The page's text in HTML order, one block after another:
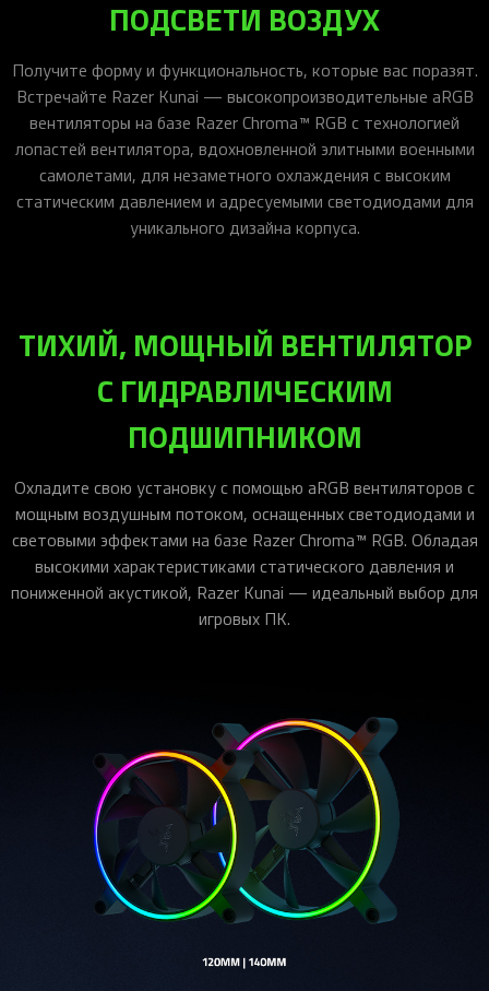
ПОДСВЕТИ ВОЗДУХ
Получите форму и функциональность, которые вас поразят.
Встречайте Razer Kunai — высокопроизводительные aRGB
вентиляторы на базе Razer Chroma™ RGB с технологией
лопастей вентилятора, вдохновленной элитными военными
самолетами, для незаметного охлаждения с высоким
статическим давлением и адресуемыми светодиодами для
уникального дизайна корпуса.
ТИХИЙ, МОЩНЫЙ ВЕНТИЛЯТОР
С ГИДРАВЛИЧЕСКИМ
ПОДШИПНИКОМ
Охладите свою установку с помощью aRGB вентиляторов с
мощным воздушным потоком, оснащенных светодиодами и
световыми эффектами на базе Razer Chroma™ RGB. Обладая
высокими характеристиками статического давления и
пониженной акустикой, Razer Kunai — идеальный выбор для
игровых ПК.